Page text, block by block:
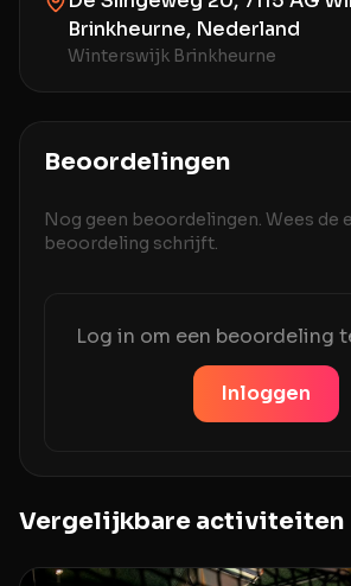
Brinkheurne, Nederland
Winterswijk Brinkheurne
Beoordelingen
Nog geen beoordelingen. Wees de
beoordeling schrijft.
Log in om een beoordeling
Inloggen
Vergelijkbare activiteiten